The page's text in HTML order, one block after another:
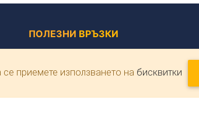
ПОЛЕЗНИ ВРЪЗКИ
Защита на лични данни
Информация за преводи
приемете използването на бисквитки